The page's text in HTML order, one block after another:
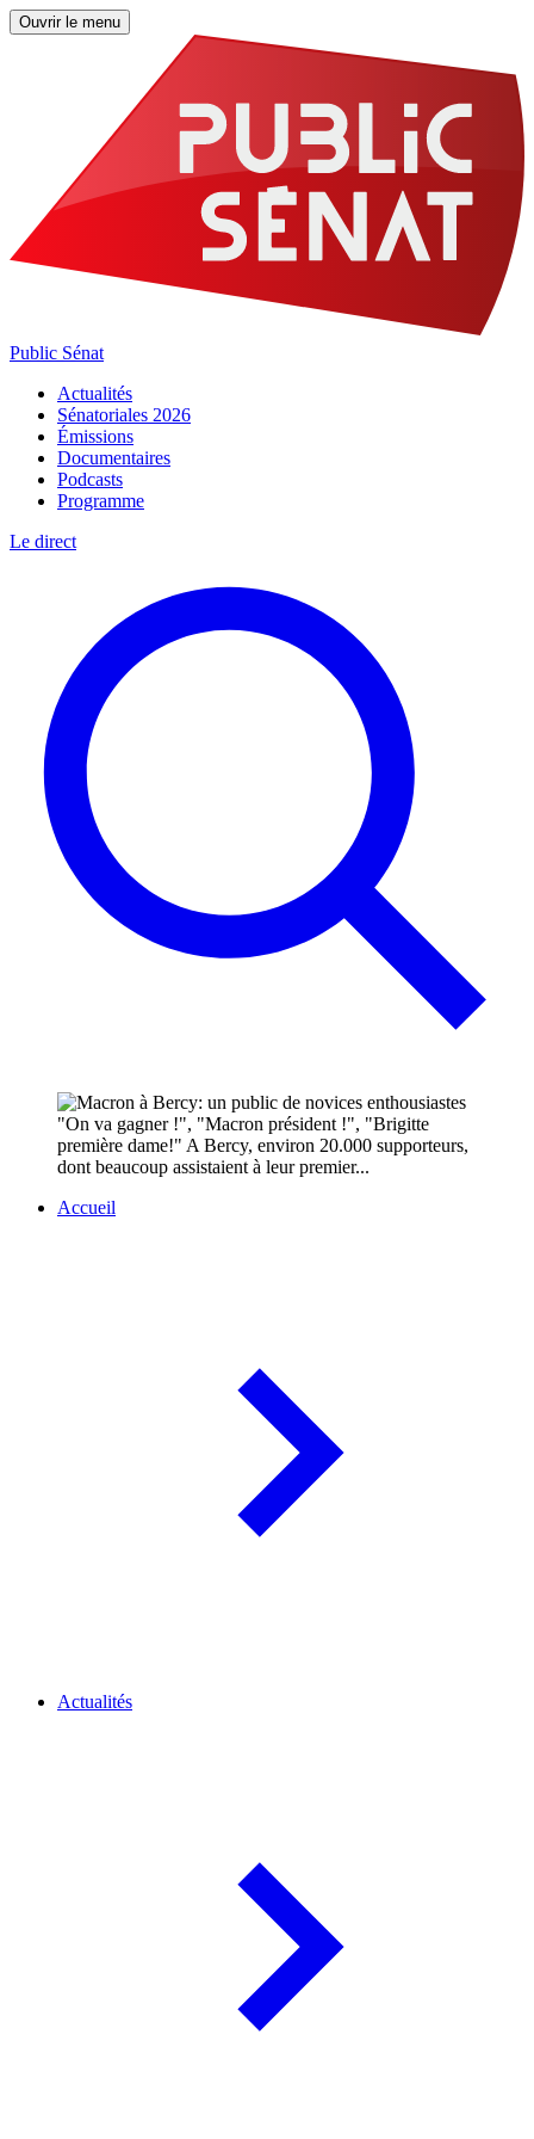
Ouvrir le menu
Public Sénat
Actualités
Sénatoriales 2026
Émissions
Documentaires
Podcasts
Programme
Le direct
"On va gagner !", "Macron président !", "Brigitte
première dame!" A Bercy, environ 20.000 supporteurs,
dont beaucoup assistaient à leur premier...
Accueil
Actualités